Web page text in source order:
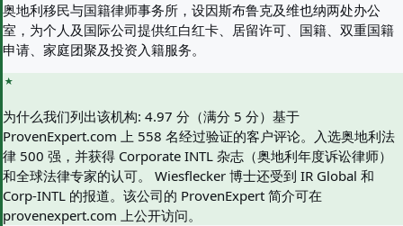
奥地利移民与国籍律师事务所，设因斯布鲁克及维也纳两处办公
室，为个人及国际公司提供红白红卡、居留许可、国籍、双重国籍
申请、家庭团聚及投资入籍服务。
为什么我们列出该机构: 4.97 分（满分 5 分）基于
ProvenExpert.com 上 558 名经过验证的客户评论。入选奥地利法
律 500 强，并获得 Corporate INTL 杂志（奥地利年度诉讼律师）
和全球法律专家的认可。 Wiesflecker 博士还受到 IR Global 和
Corp-INTL 的报道。该公司的 ProvenExpert 简介可在
provenexpert.com 上公开访问。